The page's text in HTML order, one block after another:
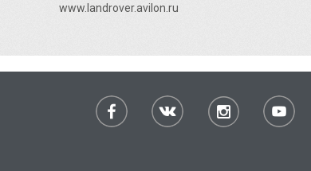
www.landrover.avilon.ru